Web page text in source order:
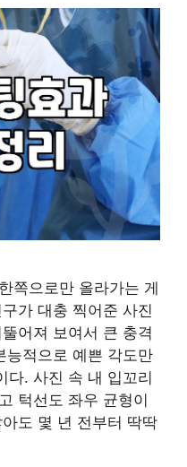
쪽으로만 올라가는 게
가 대충 찍어준 사진
어져 보여서 큰 충격
능적으로 예쁜 각도만
다. 사진 속 내 입꼬리
턱선도 좌우 균형이
도 몇 년 전부터 딱딱